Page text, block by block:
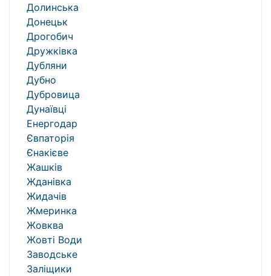
Долинська
Донецьк
Дрогобич
Дружківка
Дубляни
Дубно
Дубровица
Дунаївці
Енергодар
Євпаторія
Єнакієве
Жашків
Жданівка
Жидачів
Жмеринка
Жовква
Жовті Води
Заводське
Заліщики